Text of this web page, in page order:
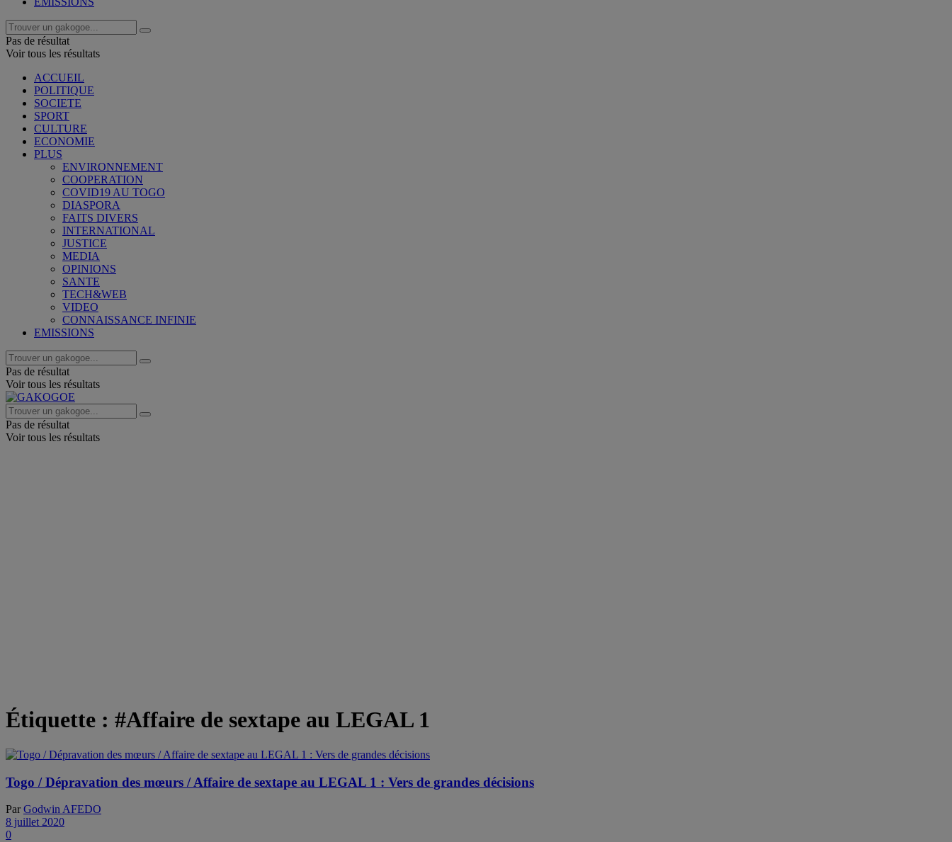
Pas de résultat
Voir tous les résultats
ACCUEIL
POLITIQUE
SOCIETE
SPORT
CULTURE
ECONOMIE
PLUS
ENVIRONNEMENT
COOPERATION
COVID19 AU TOGO
DIASPORA
FAITS DIVERS
INTERNATIONAL
JUSTICE
MEDIA
OPINIONS
SANTE
TECH&WEB
VIDEO
CONNAISSANCE INFINIE
EMISSIONS
Pas de résultat
Voir tous les résultats
Pas de résultat
Voir tous les résultats
Étiquette : #Affaire de sextape au LEGAL 1
Togo / Dépravation des mœurs / Affaire de sextape au LEGAL 1 : Vers de grandes décisions
Par Godwin AFEDO
8 juillet 2020
0